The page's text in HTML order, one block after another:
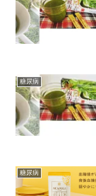
糖尿病
糖尿病